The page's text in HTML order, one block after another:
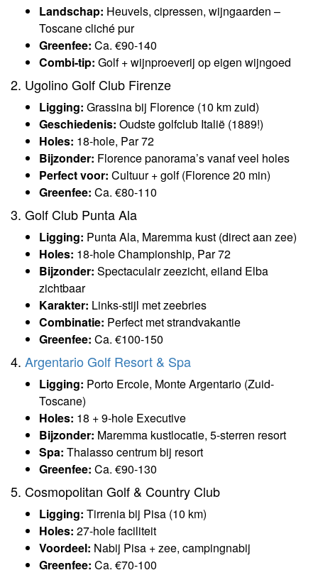
Landschap: Heuvels, cipressen, wijngaarden –
Toscane cliché pur
Greenfee: Ca. €90-140
Combi-tip: Golf + wijnproeverij op eigen wijngoed
2. Ugolino Golf Club Firenze
Ligging: Grassina bij Florence (10 km zuid)
Geschiedenis: Oudste golfclub Italië (1889!)
Holes: 18-hole, Par 72
Bijzonder: Florence panorama’s vanaf veel holes
Perfect voor: Cultuur + golf (Florence 20 min)
Greenfee: Ca. €80-110
3. Golf Club Punta Ala
Ligging: Punta Ala, Maremma kust (direct aan zee)
Holes: 18-hole Championship, Par 72
Bijzonder: Spectaculair zeezicht, eiland Elba
zichtbaar
Karakter: Links-stijl met zeebries
Combinatie: Perfect met strandvakantie
Greenfee: Ca. €100-150
4. Argentario Golf Resort & Spa
Ligging: Porto Ercole, Monte Argentario (Zuid-
Toscane)
Holes: 18 + 9-hole Executive
Bijzonder: Maremma kustlocatie, 5-sterren resort
Spa: Thalasso centrum bij resort
Greenfee: Ca. €90-130
5. Cosmopolitan Golf & Country Club
Ligging: Tirrenia bij Pisa (10 km)
Holes: 27-hole faciliteit
Voordeel: Nabij Pisa + zee, campingnabij
Greenfee: Ca. €70-100